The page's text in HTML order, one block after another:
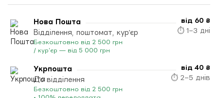
Нова Пошта
Відділення, поштомат, кур’єр
Безкоштовно від 2 500 грн
/ кур’єр — від 5 000 грн
від 60 ₴
⏱ 1–3 дні
Укрпошта
До відділення
Безкоштовно від 2 500 грн
від 40 ₴
⏱ 2–5 днів